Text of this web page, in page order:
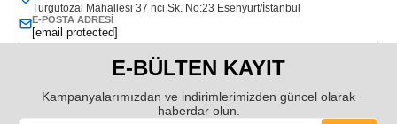
Turgutözal Mahallesi 37 nci Sk. No:23 Esenyurt/İstanbul
E-POSTA ADRESI
[email protected]
E-BÜLTEN KAYIT
Kampanyalarımızdan ve indirimlerimizden güncel olarak
haberdar olun.